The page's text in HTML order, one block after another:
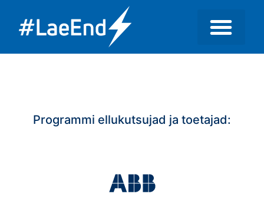
Programmi ellukutsujad ja toetajad: